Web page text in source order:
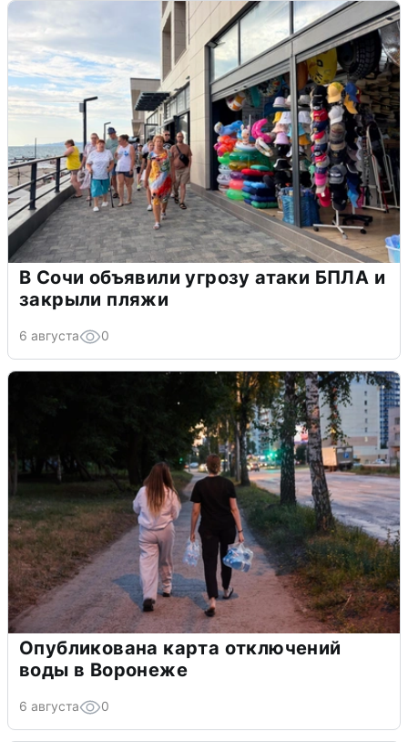
В Сочи объявили угрозу атаки БПЛА и
закрыли пляжи
6 августа 0
Опубликована карта отключений
воды в Воронеже
6 августа 0